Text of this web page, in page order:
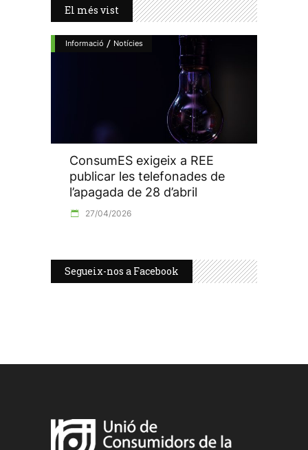
El més vist
Informació / Notícies
ConsumES exigeix a REE
publicar les telefonades de
l’apagada de 28 d’abril
27/04/2026
Segueix-nos a Facebook